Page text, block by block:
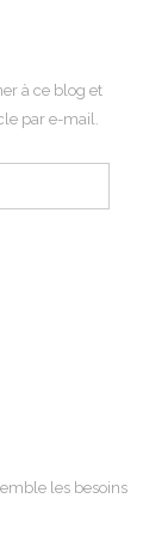
à ce blog et
par e-mail.
les besoins